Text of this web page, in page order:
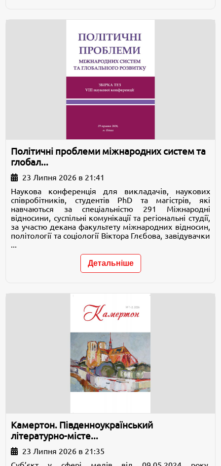
Політичні проблеми міжнародних систем та
глобал...
23 Липня 2026 в 21:41
Наукова конференція для викладачів, наукових
співробітників, студентів PhD та магістрів, які
навчаються за спеціальністю 291 Міжнародні
відносини, суспільні комунікації та регіональні студії,
за участю декана факультету міжнародних відносин,
політології та соціології Віктора Глєбова, завідувачки
...
Детальніше
Камертон. Південноукраїнський
літературно-місте...
23 Липня 2026 в 21:35